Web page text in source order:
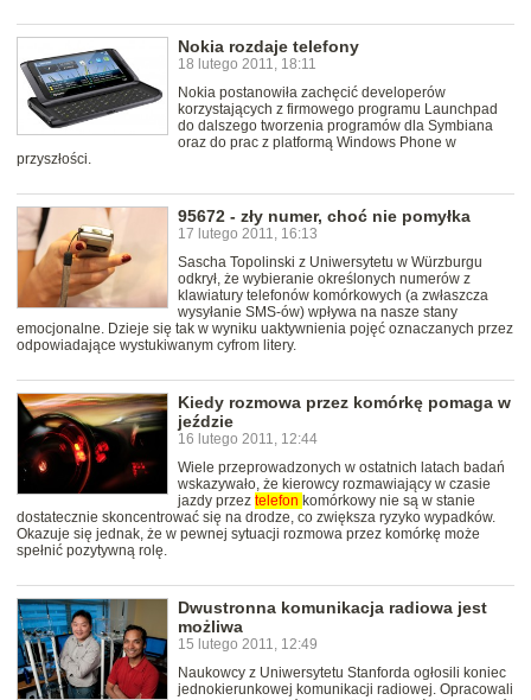
Nokia rozdaje telefony
18 lutego 2011, 18:11
Nokia postanowiła zachęcić developerów
korzystających z firmowego programu Launchpad
do dalszego tworzenia programów dla Symbiana
oraz do prac z platformą Windows Phone w
przyszłości.
95672 - zły numer, choć nie pomyłka
17 lutego 2011, 16:13
Sascha Topolinski z Uniwersytetu w Würzburgu
odkrył, że wybieranie określonych numerów z
klawiatury telefonów komórkowych (a zwłaszcza
wysyłanie SMS-ów) wpływa na nasze stany
emocjonalne. Dzieje się tak w wyniku uaktywnienia pojęć oznaczanych przez
odpowiadające wystukiwanym cyfrom litery.
Kiedy rozmowa przez komórkę pomaga w
jeździe
16 lutego 2011, 12:44
Wiele przeprowadzonych w ostatnich latach badań
wskazywało, że kierowcy rozmawiający w czasie
jazdy przez telefon komórkowy nie są w stanie
dostatecznie skoncentrować się na drodze, co zwiększa ryzyko wypadków.
Okazuje się jednak, że w pewnej sytuacji rozmowa przez komórkę może
spełnić pozytywną rolę.
Dwustronna komunikacja radiowa jest
możliwa
15 lutego 2011, 12:49
Naukowcy z Uniwersytetu Stanforda ogłosili koniec
jednokierunkowej komunikacji radiowej. Opracowali